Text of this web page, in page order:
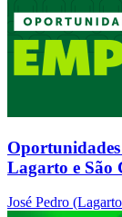
Lagarto e São
José Pedro